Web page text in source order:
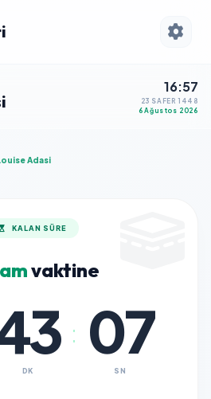
16:57
23 SAFER 1448
6 Ağustos 2026
Adasi
KALAN SÜRE
vaktine
DK
: 07
SN